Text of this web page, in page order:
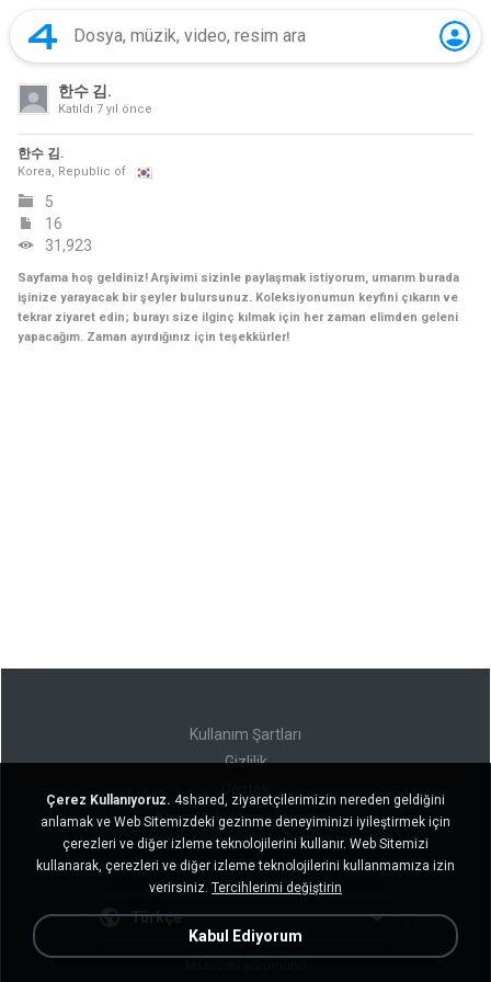
한수 김.
Katıldı 7 yıl önce
한수 김.
Korea, Republic of
5
16
31,923
Sayfama hoş geldiniz! Arşivimi sizinle paylaşmak istiyorum, umarım burada
işinize yarayacak bir şeyler bulursunuz. Koleksiyonumun keyfini çıkarın ve
tekrar ziyaret edin; burayı size ilginç kılmak için her zaman elimden geleni
yapacağım. Zaman ayırdığınız için teşekkürler!
Kullanım Şartları
Gizlilik
Kişisel bilgilerimi satmayın
Kişisel bilgilerimi paylaşmayın
Türkçe
Çerez Kullanıyoruz. 4shared, ziyaretçilerimizin nereden geldiğini
anlamak ve Web Sitemizdeki gezinme deneyiminizi iyileştirmek için
çerezleri ve diğer izleme teknolojilerini kullanır. Web Sitemizi
kullanarak, çerezleri ve diğer izleme teknolojilerini kullanmamıza izin
verirsiniz. Tercihlerimi değiştirin
Kabul Ediyorum